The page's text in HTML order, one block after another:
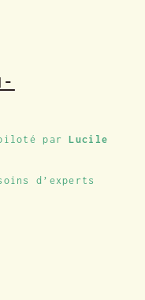
parLucile
d’experts